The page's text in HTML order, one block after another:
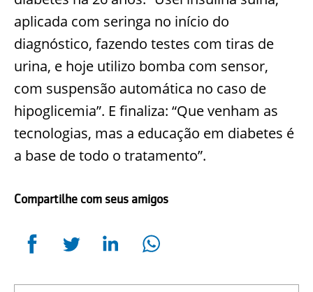
aplicada com seringa no início do
diagnóstico, fazendo testes com tiras de
urina, e hoje utilizo bomba com sensor,
com suspensão automática no caso de
hipoglicemia”. E finaliza: “Que venham as
tecnologias, mas a educação em diabetes é
a base de todo o tratamento”.
Compartilhe com seus amigos